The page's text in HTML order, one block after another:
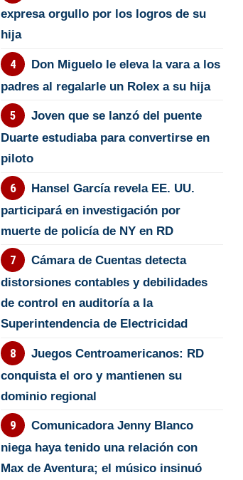
expresa orgullo por los logros de su
hija
Don Miguelo le eleva la vara a los
padres al regalarle un Rolex a su hija
Joven que se lanzó del puente
Duarte estudiaba para convertirse en
piloto
Hansel García revela EE. UU.
participará en investigación por
muerte de policía de NY en RD
Cámara de Cuentas detecta
distorsiones contables y debilidades
de control en auditoría a la
Superintendencia de Electricidad
Juegos Centroamericanos: RD
conquista el oro y mantienen su
dominio regional
Comunicadora Jenny Blanco
niega haya tenido una relación con
Max de Aventura; el músico insinuó